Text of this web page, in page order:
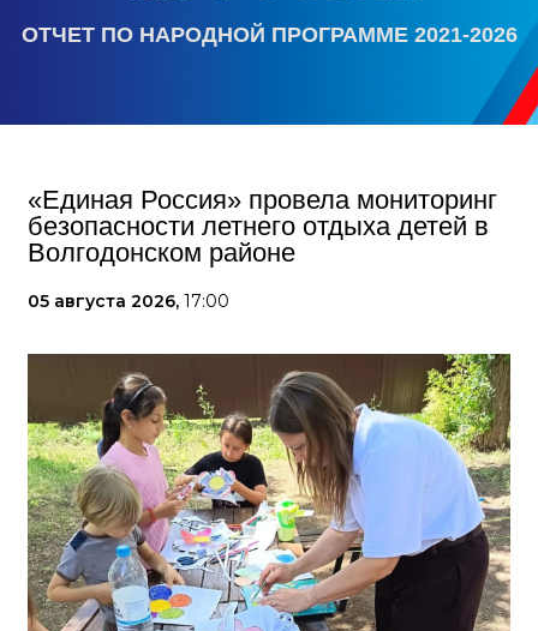
ОТЧЕТ ПО НАРОДНОЙ ПРОГРАММЕ 2021-2026
«Единая Россия» провела мониторинг
безопасности летнего отдыха детей в
Волгодонском районе
05 августа 2026, 17:00